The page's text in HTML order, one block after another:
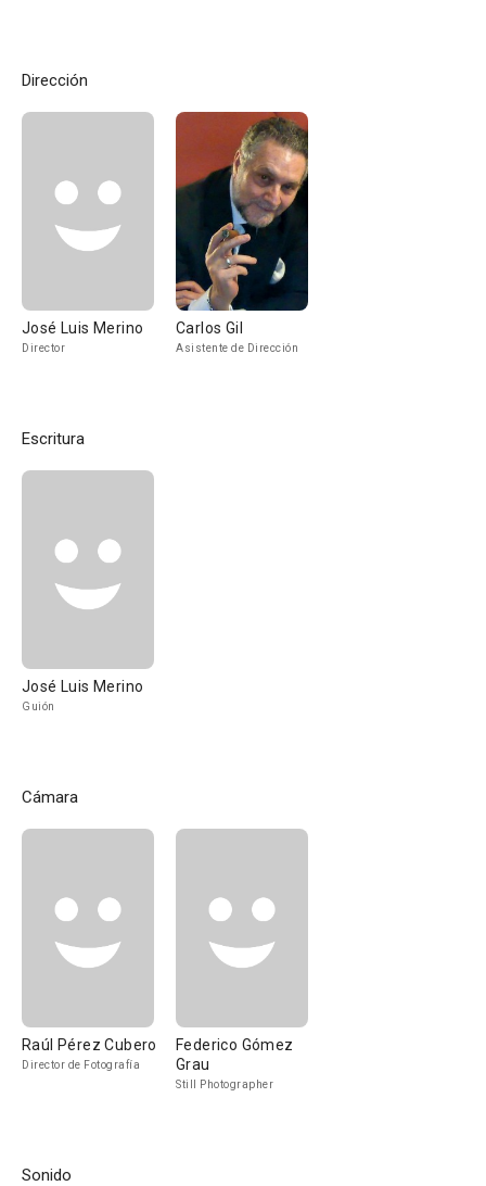
Dirección
José Luis Merino
Director
Carlos Gil
Asistente de Dirección
Escritura
José Luis Merino
Guión
Cámara
Raúl Pérez Cubero
Director de Fotografía
Federico Gómez
Grau
Still Photographer
Sonido